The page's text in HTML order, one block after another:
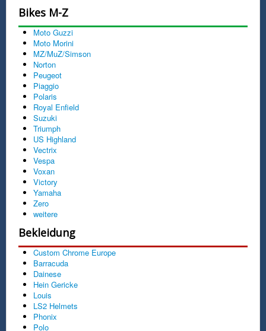
Bikes M-Z
Moto Guzzi
Moto Morini
MZ/MuZ/Simson
Norton
Peugeot
Piaggio
Polaris
Royal Enfield
Suzuki
Triumph
US Highland
Vectrix
Vespa
Voxan
Victory
Yamaha
Zero
weitere
Bekleidung
Custom Chrome Europe
Barracuda
Dainese
Hein Gericke
Louis
LS2 Helmets
Phonix
Polo